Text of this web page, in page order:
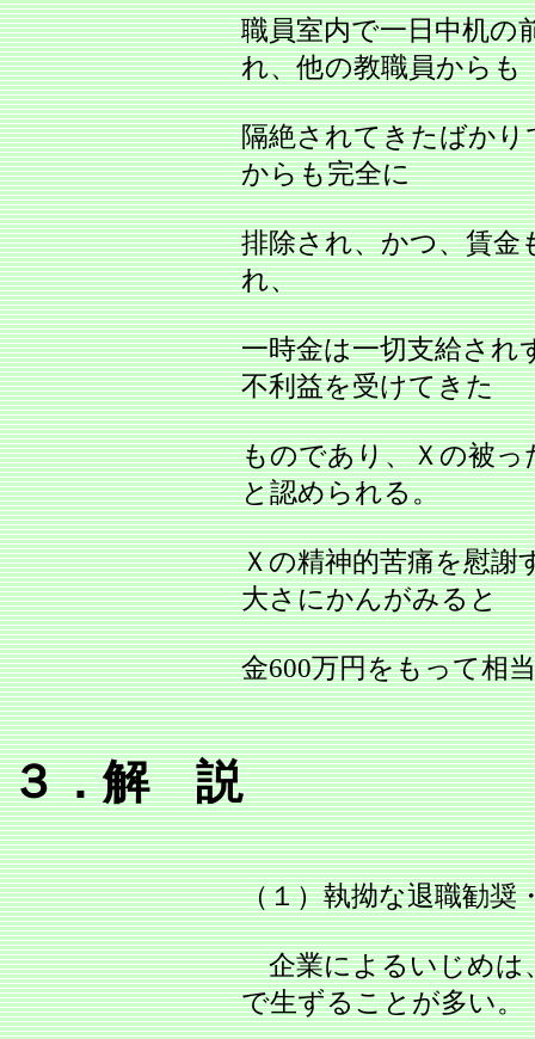
職員室内で一日中机の
れ、他の教職員からも
隔絶されてきたばかり
からも完全に
排除され、かつ、賃金
れ、
一時金は一切支給され
不利益を受けてきた
ものであり、Ｘの被っ
と認められる。
Ｘの精神的苦痛を慰謝
大さにかんがみると
金600万円をもって相
３．解 説
（１）執拗な退職勧奨
企業によるいじめは
で生ずることが多い。